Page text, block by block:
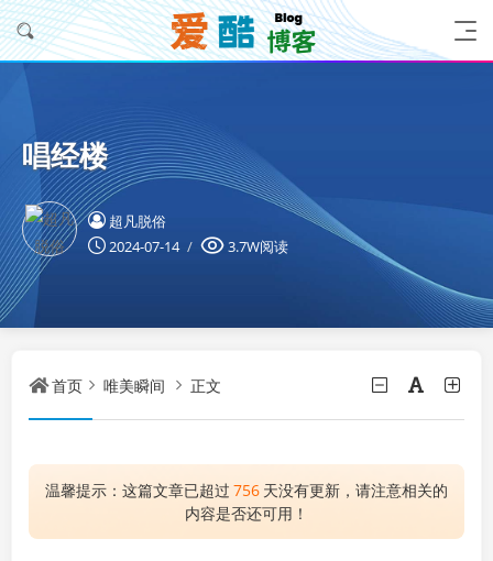
唱经楼
超凡脱俗
2024-07-14
3.7W阅读
首页 唯美瞬间 正文
温馨提示：这篇文章已超过 756 天没有更新，请注意相关的
内容是否还可用！